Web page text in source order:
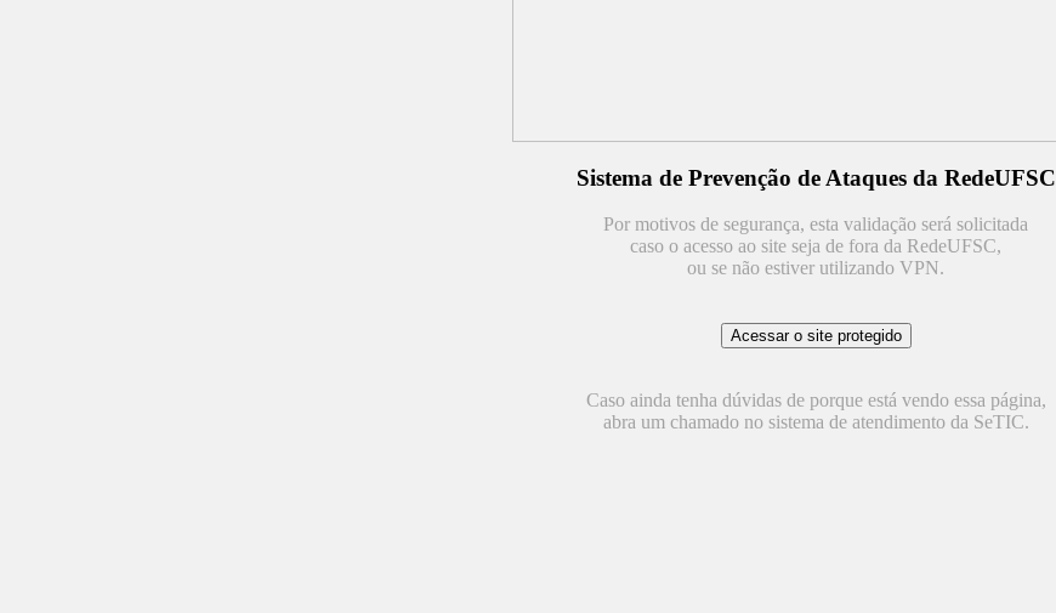
Sistema de Prevenção de Ataques da RedeUFSC
Por motivos de segurança, esta validação será solicitada
caso o acesso ao site seja de fora da RedeUFSC,
ou se não estiver utilizando VPN.
Caso ainda tenha dúvidas de porque está vendo essa página,
abra um chamado no sistema de atendimento da SeTIC.